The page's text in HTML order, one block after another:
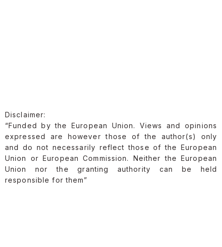
Disclaimer:
“Funded by the European Union. Views and opinions
expressed are however those of the author(s) only
and do not necessarily reflect those of the European
Union or European Commission. Neither the European
Union nor the granting authority can be held
responsible for them”